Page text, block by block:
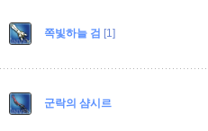
쪽빛하늘 검 [1]
군락의 샴시르